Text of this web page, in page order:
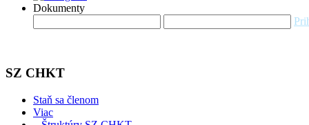
Dokumenty
SZ CHKT
Staň sa členom
Viac